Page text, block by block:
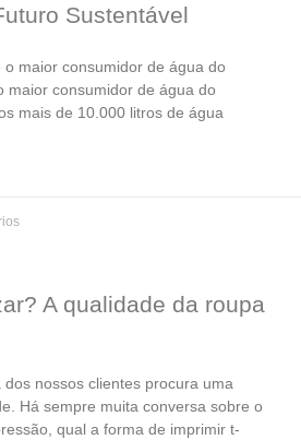
Sustentável
maior consumidor de água do
maior consumidor de água do
mais de 10.000 litros de água
A qualidade da roupa
nossos clientes procura uma
Há sempre muita conversa sobre o
qual a forma de imprimir t-